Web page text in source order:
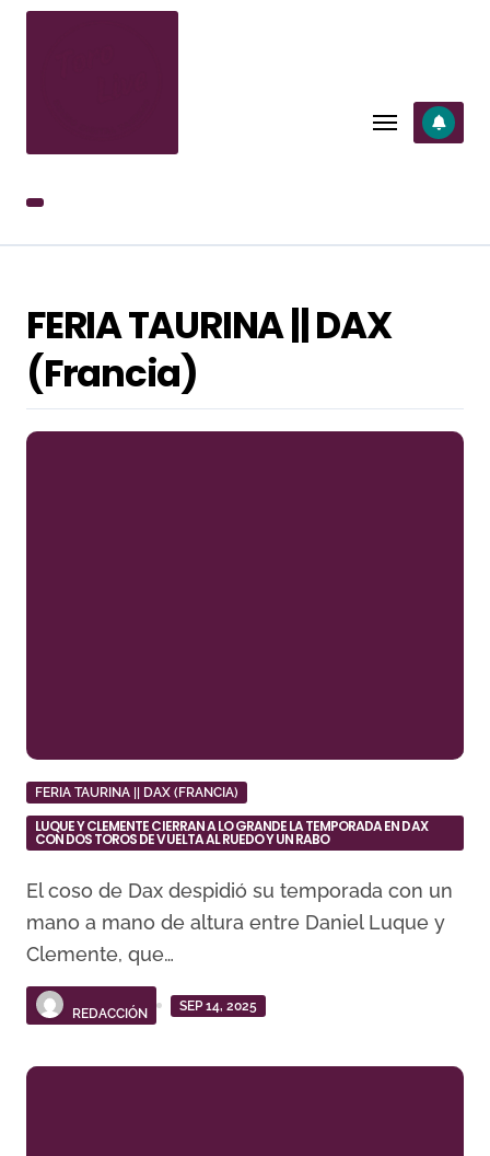
SALTAR
FERIA TAURINA || DAX
(Francia)
FERIA TAURINA || DAX (FRANCIA)
LUQUE Y CLEMENTE CIERRAN A LO GRANDE LA TEMPORADA EN DAX
CON DOS TOROS DE VUELTA AL RUEDO Y UN RABO
El coso de Dax despidió su temporada con un
mano a mano de altura entre Daniel Luque y
Clemente, que…
REDACCIÓN
SEP 14, 2025